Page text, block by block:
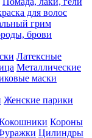
для волос
грим
брови
Латексные
Металлические
маски
Женские парики
Короны
Цилиндры